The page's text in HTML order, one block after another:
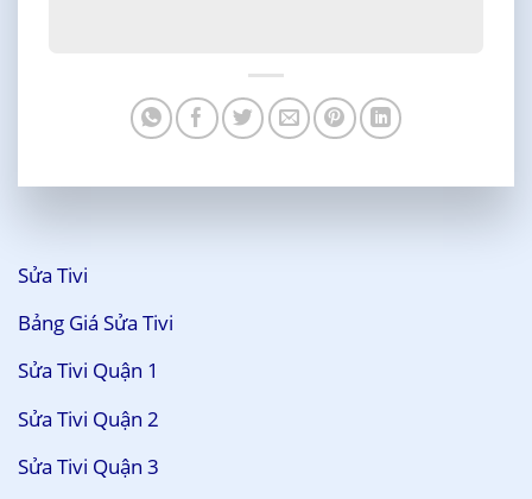
Sửa Tivi
Bảng Giá Sửa Tivi
Sửa Tivi Quận 1
Sửa Tivi Quận 2
Sửa Tivi Quận 3